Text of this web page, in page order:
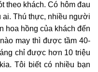
theo khách. Có hôm đau
ai. Thú thực, nhiều người
hoa hồng của khách đến
may thì được tầm 40-
chỉ được hơn 10 triệu
Tôi biết có nhiều bạn